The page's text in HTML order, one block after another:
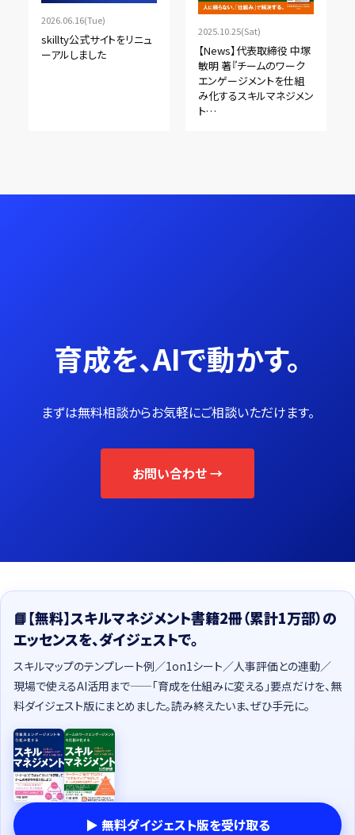
2026.06.16(Tue)
skillty公式サイトをリニュ
ーアルしました
2025.10.25(Sat)
【News】代表取締役 中塚
敏明 著『チームのワーク
エンゲージメントを仕組
み化するスキルマネジメン
ト…
育成を、AIで動かす。
まずは無料相談からお気軽にご相談いただけます。
お問い合わせ →
📘【無料】スキルマネジメント書籍2冊（累計1万部）の
エッセンスを、ダイジェストで。
スキルマップのテンプレート例／1on1シート／人事評価との連動／
現場で使えるAI活用まで——「育成を仕組みに変える」要点だけを、無
料ダイジェスト版にまとめました。読み終えたいま、ぜひ手元に。
▶ 無料ダイジェスト版を受け取る